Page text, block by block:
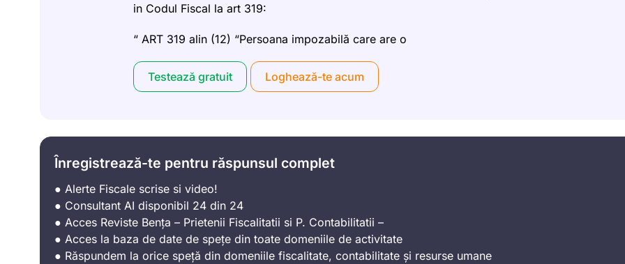
in Codul Fiscal la art 319:
“ ART 319 alin (12) “Persoana impozabilă care are o
Testează gratuit Loghează-te acum
Înregistrează-te pentru răspunsul complet
● Alerte Fiscale scrise si video!
● Consultant AI disponibil 24 din 24
● Acces Reviste Bența – Prietenii Fiscalitatii si P. Contabilitatii –
● Acces la baza de date de spețe din toate domeniile de activitate
● Răspundem la orice speță din domeniile fiscalitate, contabilitate și resurse umane